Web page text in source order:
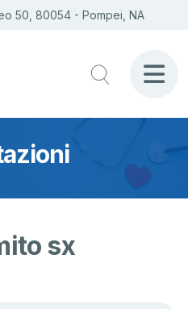
50, 80054 - Pompei, NA
sx